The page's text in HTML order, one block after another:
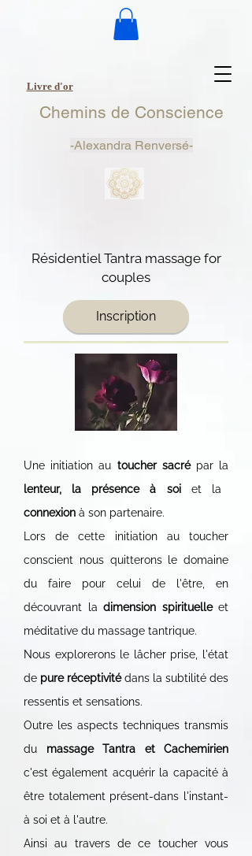
Chemins de Conscience
-Alexandra Renversé-
Livre d'or
Résid​entiel Tantra massage for
couples
Inscription
Une initiation au toucher sacrépar la
lenteur, la présence à soiet la
connexion à son partenaire.
Lors de cette initiation au toucher
conscient nous quitterons le domaine
du faire pour celui de l'être, en
découvrant la dimension spirituelleet
méditative du massage tantrique.
Nous explorerons le lâcher prise, l'état
de pure réceptivitédans la subtilité des
ressentis et sensations.
Outre les aspects techniques transmis
du massage Tantra et Cachemirien
c'est également acquérir la capacité à
être totalement présent-dans l'instant-
à soi et à l'autre.
Ainsi au travers de ce toucher vous